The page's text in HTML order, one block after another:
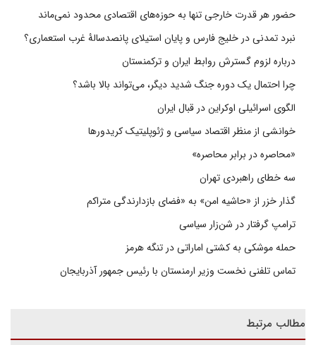
حضور هر قدرت خارجی تنها به حوزه‌های اقتصادی محدود نمی‌ماند
نبرد تمدنی در خلیج فارس و پایان استیلای پانصدسالۀ غرب استعماری؟
درباره لزوم گسترش روابط ایران و ترکمنستان
چرا احتمال یک دوره جنگ شدید دیگر، می‌تواند بالا باشد؟
الگوی اسرائیلی اوکراین در قبال ایران
خوانشی از منظر اقتصاد سیاسی و ژئوپلیتیک کریدورها
«محاصره در برابر محاصره»
سه خطای راهبردی تهران
گذار خزر از «حاشیه امن» به «فضای بازدارندگی متراکم
ترامپ گرفتار در شن‌زار سیاسی
حمله موشکی به کشتی اماراتی در تنگه هرمز
تماس تلفنی نخست وزیر ارمنستان با رئیس جمهور آذربایجان
مطالب مرتبط